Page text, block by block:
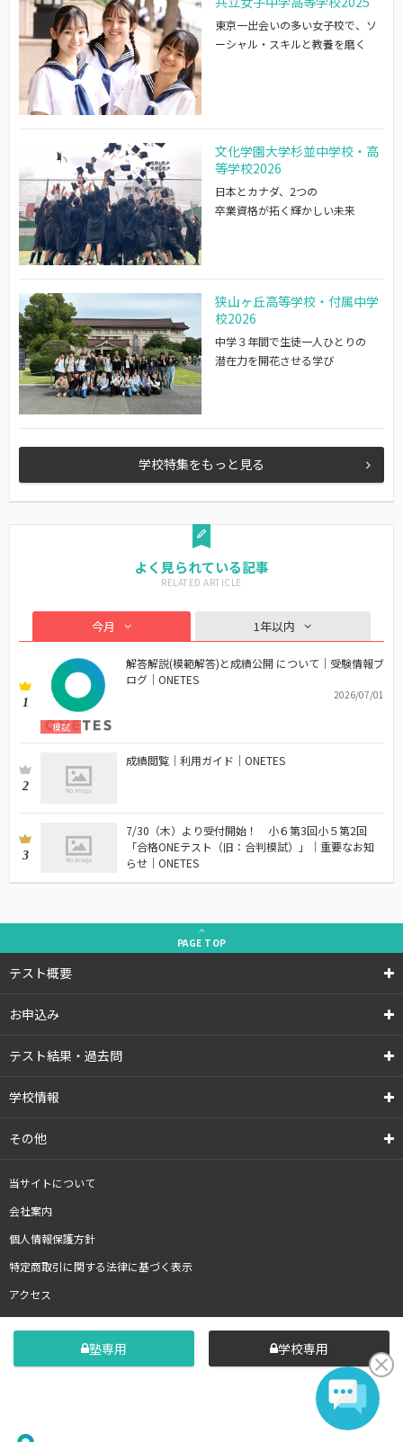
東京一出会いの多い女子校で、ソ
ーシャル・スキルと教養を磨く
文化学園大学杉並中学校・高
等学校2026
日本とカナダ、2つの
卒業資格が拓く輝かしい未来
狭山ヶ丘高等学校・付属中学
校2026
中学３年間で生徒一人ひとりの
潜在力を開花させる学び
学校特集をもっと見る
よく見られている記事
今月 1年以内
1
模試
解答解説(模範解答)と成績公開 について｜受験情報ブ
ログ｜ONETES
2026/07/01
2
成績閲覧｜利用ガイド｜ONETES
3
7/30（木）より受付開始！ 小６第3回小５第2回
「合格ONEテスト（旧：合判模試）」｜重要なお知
らせ｜ONETES
PAGE TOP
テスト概要
お申込み
テスト結果・過去問
学校情報
その他
当サイトについて
会社案内
個人情報保護方針
特定商取引に関する法律に基づく表示
アクセス
塾専用 学校専用